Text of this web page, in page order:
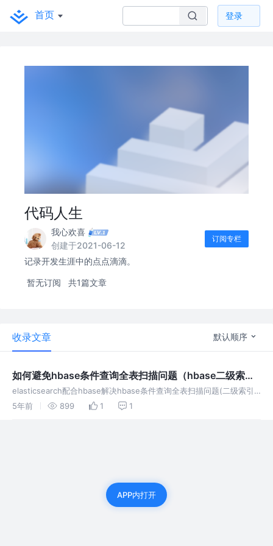
首页 登录
代码人生
我心欢喜
创建于2021-06-12
订阅专栏
记录开发生涯中的点点滴滴。
暂无订阅 共1篇文章
收录文章 默认顺序
如何避免hbase条件查询全表扫描问题（hbase二级索引
解决方案）
elasticsearch配合hbase解决hbase条件查询全表扫描问题(二级索引)
大数据场景下秒级返回方案
5年前 899 1 1
APP内打开